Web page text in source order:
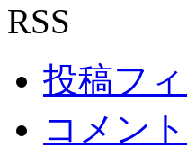
RSS
投稿フ
コメン